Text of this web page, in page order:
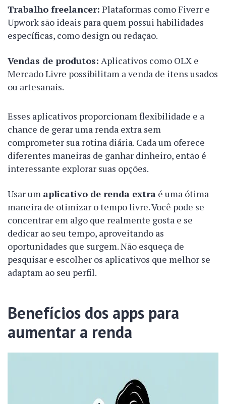
Trabalho freelancer: Plataformas como Fiverr e
Upwork são ideais para quem possui habilidades
específicas, como design ou redação.
Vendas de produtos: Aplicativos como OLX e
Mercado Livre possibilitam a venda de itens usados
ou artesanais.
Esses aplicativos proporcionam flexibilidade e a
chance de gerar uma renda extra sem
comprometer sua rotina diária. Cada um oferece
diferentes maneiras de ganhar dinheiro, então é
interessante explorar suas opções.
Usar um aplicativo de renda extra é uma ótima
maneira de otimizar o tempo livre. Você pode se
concentrar em algo que realmente gosta e se
dedicar ao seu tempo, aproveitando as
oportunidades que surgem. Não esqueça de
pesquisar e escolher os aplicativos que melhor se
adaptam ao seu perfil.
Benefícios dos apps para
aumentar a renda